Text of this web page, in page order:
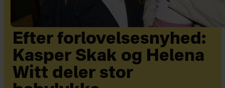
Efter forlovelsesnyhed:
Kasper Skak og Helena
Witt deler stor